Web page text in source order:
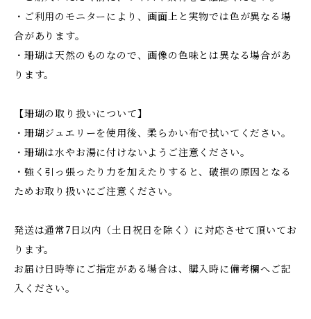
・ご利用のモニターにより、画面上と実物では色が異なる場
合があります。
・珊瑚は天然のものなので、画像の色味とは異なる場合があ
ります。
【珊瑚の取り扱いについて】
・珊瑚ジュエリーを使用後、柔らかい布で拭いてください。
・珊瑚は水やお湯に付けないようご注意ください。
・強く引っ張ったり力を加えたりすると、破損の原因となる
ためお取り扱いにご注意ください。
発送は通常7日以内（土日祝日を除く）に対応させて頂いてお
ります。
お届け日時等にご指定がある場合は、購入時に備考欄へご記
入ください。